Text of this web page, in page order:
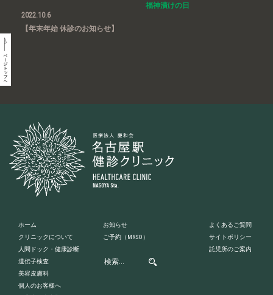
2022.10.6
【年末年始 休診のお知らせ】
福神漬けの日
ホーム
クリニックについて
人間ドック・健康診断
遺伝子検査
美容皮膚科
個人のお客様へ
お知らせ
ご予約 （MRSO）
よくあるご質問
サイトポリシー
託児所のご案内